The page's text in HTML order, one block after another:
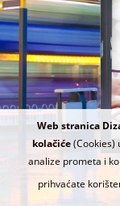
Web stranica
kolačiće(Cookies)
analize prometa i
prihvaćate